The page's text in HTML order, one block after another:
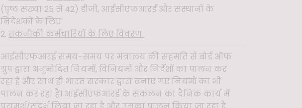
(पृष्ठ संख्या 25 से 42) डीजी, आईसीएफआरई और संस्थानों के
निदेशकों के लिए
2. तकनीकी कर्मचारियों के लिए विवरण
आईसीएफआरई समय-समय पर मंत्रालय की सहमति से बोर्ड ऑफ
ग्रुप द्वारा अनुमोदित नियमों, विनियमों और निर्देशों का पालन कर
रहा है और साथ ही भारत सरकार द्वारा बनाए गए नियमों का भी
पालन कर रहा है। आईसीएफआरई के संकलन का दैनिक कार्य में